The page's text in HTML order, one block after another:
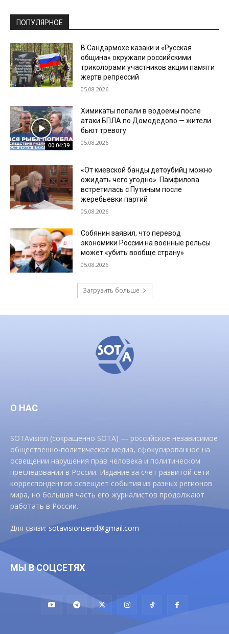
ПОПУЛЯРНОЕ
В Сандармохе казаки и «Русская
община» окружали российскими
триколорами участников акции памяти
жертв репрессий
05.08.2026
00:04:39
Химикаты попали в водоемы после
атаки БПЛА по Домодедово — жители
бьют тревогу
05.08.2026
«От киевской банды детоубийц можно
ожидать чего угодно». Памфилова
встретилась с Путиным после
жеребьевки партий
05.08.2026
Собянин заявил, что перевод
экономики России на военные рельсы
может «убить вообще страну»
05.08.2026
Загрузить больше
О НАС
SOTAvision (сокращенно SOTA) — российское независимое
общественно-политическое медиа, сфокусированное на
освещении нарушения прав человека и политическом
преследовании в России. Издание за счет развитой сети
корреспондентов освещает события из разных регионов
мира, но большая часть его журналистов продолжают
работать в России.
Для связи:sotavisionsend@gmail.com
МЫ В СОЦСЕТЯХ